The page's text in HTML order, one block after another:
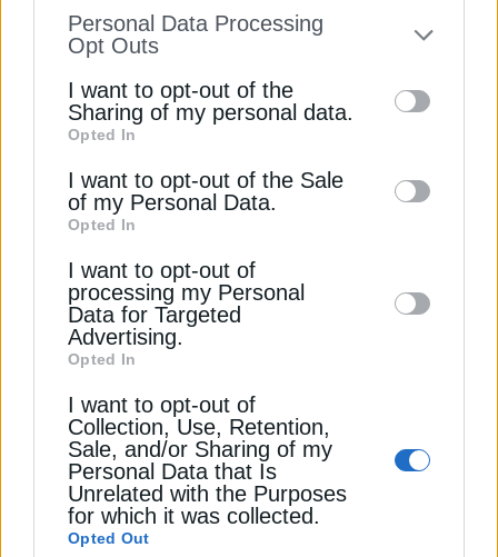
to your opt-out. You may separately opt-out
information by third parties on the IAB’s list
of downstream participants. This
information may also be disclosed by us to
third parties on theIAB’s List of
Downstream Participants
disclose it to other third parties.
Personal Data Processing
Opt Outs
I want to opt-out of the
Sharing of my personal data.
Opted In
I want to opt-out of the Sale
of my Personal Data.
Opted In
I want to opt-out of
processing my Personal
Data for Targeted
Advertising.
Opted In
I want to opt-out of
Collection, Use, Retention,
Sale, and/or Sharing of my
Personal Data that Is
Unrelated with the Purposes
for which it was collected.
Opted Out
Δυναμική παρουσία της ΠΟΣΠΗΕΦ στις εργασίες
του SolarPower Summit 2026
ΚΩΣΤΗΣ ΧΑΤΖΗΔΑΚΗΣ ΠΟΣΠΗΕΦ
ΔΕΊΤΕ ΕΠΊΣΗΣ
ΑΝΑΝΕΩΣΙΜΕΣ ΠΗΓΕΣ